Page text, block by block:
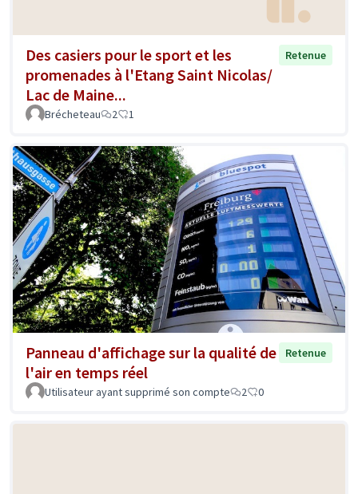
Des casiers pour le sport et les
promenades à l'Etang Saint Nicolas/
Lac de Maine...
Retenue
Brécheteau 2 1
Panneau d'affichage sur la qualité de
l'air en temps réel
Retenue
Utilisateur ayant supprimé son compte 2 0